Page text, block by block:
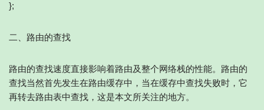
};
二、路由的查找
路由的查找速度直接影响着路由及整个网络栈的性能。路由的
查找当然首先发生在路由缓存中，当在缓存中查找失败时，它
再转去路由表中查找，这是本文所关注的地方。